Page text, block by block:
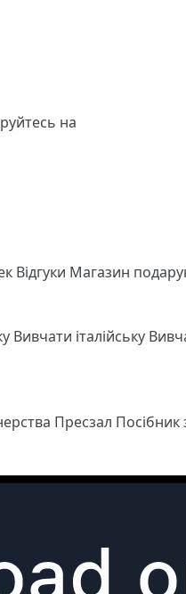
на
Відгуки Магазин
Вивчати італійську
Пресзал Посібник